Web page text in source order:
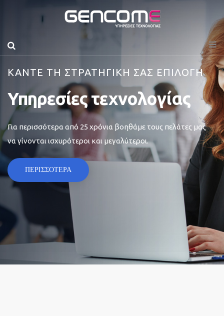
ΚΑΝΤΕ ΤΗ ΣΤΡΑΤΗΓΙΚΗ ΣΑΣ ΕΠΙΛΟΓΗ
Υπηρεσίες τεχνολογίας
Για περισσότερα από 25 χρόνια βοηθάμε τους πελάτες μας
να γίνονται ισχυρότεροι και μεγαλύτεροι.
ΠΕΡΙΣΣΟΤΕΡΑ